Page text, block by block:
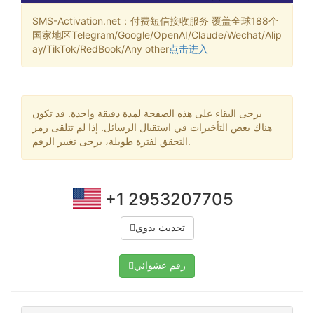
SMS-Activation.net：付费短信接收服务 覆盖全球188个
国家地区Telegram/Google/OpenAI/Claude/Wechat/Alip
ay/TikTok/RedBook/Any other点击进入
يرجى البقاء على هذه الصفحة لمدة دقيقة واحدة. قد تكون
هناك بعض التأخيرات في استقبال الرسائل. إذا لم تتلقى رمز
التحقق لفترة طويلة، يرجى تغيير الرقم.
+1 2953207705
تحديث يدوي
رقم عشوائي